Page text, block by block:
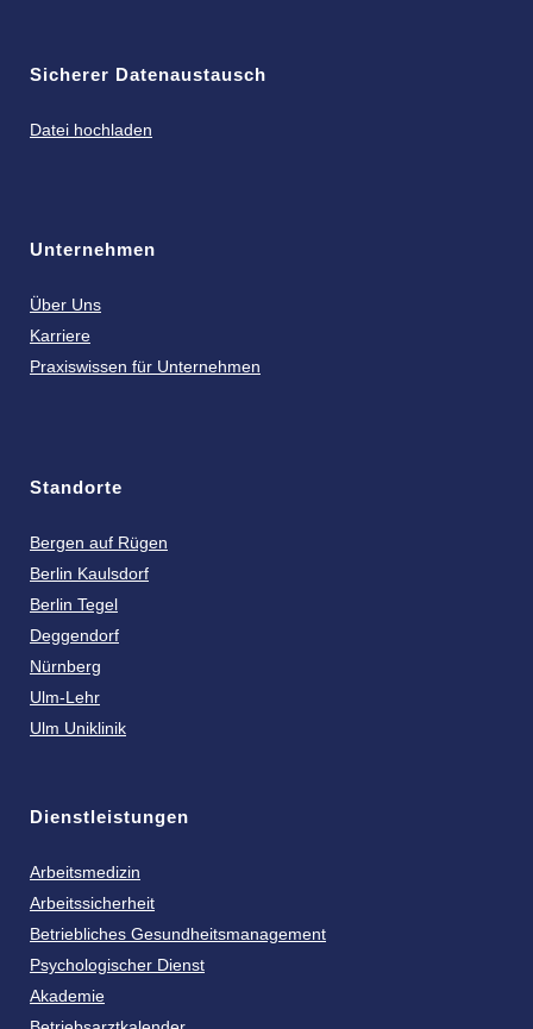
Sicherer Datenaustausch
Datei hochladen
Unternehmen
Über Uns
Karriere
Praxiswissen für Unternehmen
Standorte
Bergen auf Rügen
Berlin Kaulsdorf
Berlin Tegel
Deggendorf
Nürnberg
Ulm-Lehr
Ulm Uniklinik
Dienstleistungen
Arbeitsmedizin
Arbeitssicherheit
Betriebliches Gesundheitsmanagement
Psychologischer Dienst
Akademie